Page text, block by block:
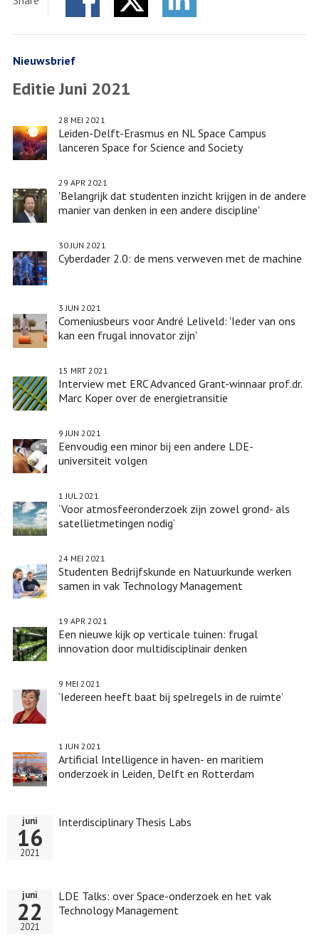
in
en
Nieuwsbrief
Editie Juni 2021
Leiden-Delft-Erasmus en NL Space Campus
lanceren Space for Science and Society
28 MEI 2021
'Belangrijk dat studenten inzicht krijgen in de andere
manier van denken in een andere discipline'
29 APR 2021
Cyberdader 2.0: de mens verweven met de machine
30 JUN 2021
Comeniusbeurs voor André Leliveld: 'Ieder van ons
kan een frugal innovator zijn'
3 JUN 2021
Interview met ERC Advanced Grant-winnaar prof.dr.
Marc Koper over de energietransitie
15 MRT 2021
Eenvoudig een minor bij een andere LDE-
universiteit volgen
9 JUN 2021
‘Voor atmosfeeronderzoek zijn zowel grond- als
satellietmetingen nodig’
1 JUL 2021
Studenten Bedrijfskunde en Natuurkunde werken
samen in vak Technology Management
24 MEI 2021
Een nieuwe kijk op verticale tuinen: frugal
innovation door multidisciplinair denken
19 APR 2021
‘Iedereen heeft baat bij spelregels in de ruimte’
9 MEI 2021
Artificial Intelligence in haven- en maritiem
onderzoek in Leiden, Delft en Rotterdam
1 JUN 2021
Interdisciplinary Thesis Labs
juni
16
2021
LDE Talks: over Space-onderzoek en het vak
Technology Management
juni
22
2021